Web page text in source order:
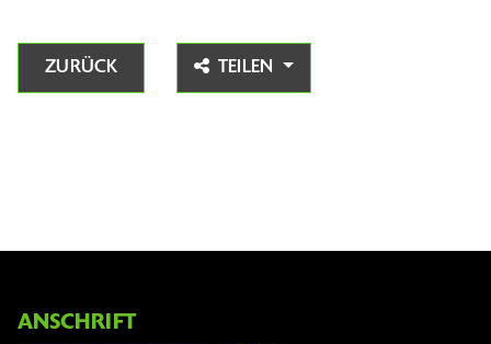
ZURÜCK TEILEN
ANSCHRIFT